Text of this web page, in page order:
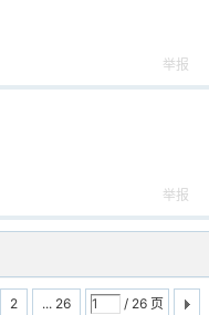
举报
举报
2 ... 26 / 26 页